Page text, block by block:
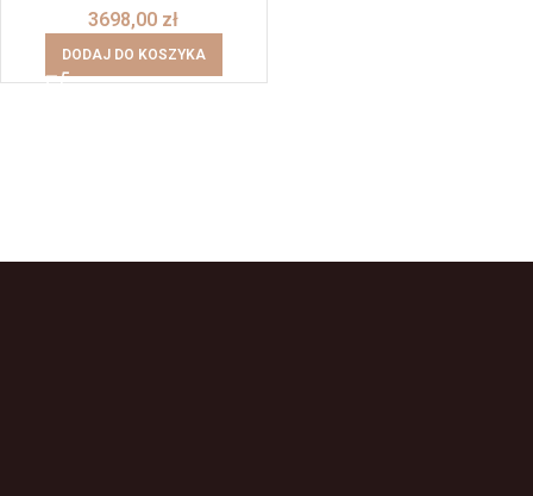
3698,00 zł
DODAJ DO KOSZYKA